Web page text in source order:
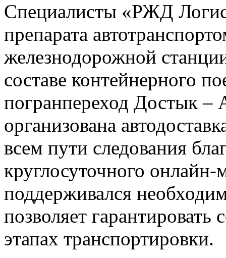
Специалисты «РЖД
препарата
железнодорожной
составе контейнерного
погранпереход Достык –
организована
всем пути следования
круглосуточного
поддерживался
позволяет гарантировать
этапах транспортировки.